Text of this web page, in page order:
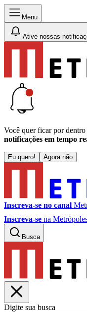
Menu
Ative nossas
Você quer ficar por
notificações em tempo
Eu quero! Agora não
Inscreva-se no canal
Inscreva-se na
Busca
Digite sua busca